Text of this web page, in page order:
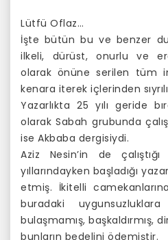
Lütfü Oflaz…
İşte bütün bu ve benzer
ilkeli, dürüst, onurlu ve
olarak önüne serilen tüm
kenara iterek içlerinden
Yazarlıkta 25 yılı geride
olarak Sabah grubunda
ise Akbaba dergisiydi.
Aziz Nesin’in de
yıllarındayken başladığı
etmiş. İkitelli
buradaki
bulaşmamış, başkaldırmış,
bunların bedelini ödemiştir.